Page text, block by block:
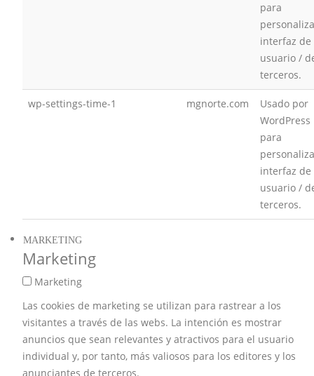
para
interfaz de
usuario /
terceros.
wp-settings-time-1 mgnorte.com
Usado por
WordPress
para
interfaz de
usuario /
terceros.
MARKETING
Marketing
Marketing
Las cookies de marketing se utilizan para rastrear a los
visitantes a través de las webs. La intención es mostrar
anuncios que sean relevantes y atractivos para el usuario
individual y, por tanto, más valiosos para los editores y los
anunciantes de terceros.